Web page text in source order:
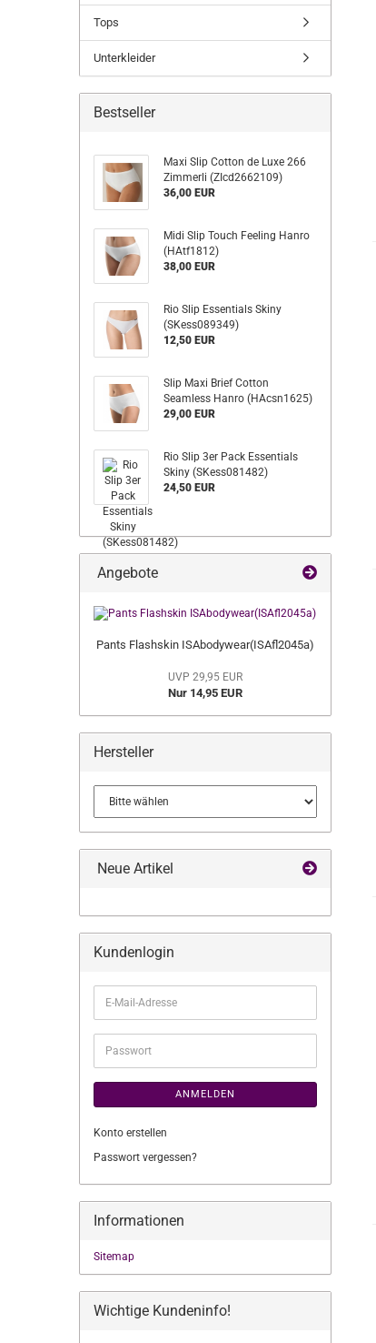
Tops
Unterkleider
Bestseller
Maxi Slip Cotton de Luxe 266
Zimmerli (ZIcd2662109)
36,00 EUR
Midi Slip Touch Feeling Hanro
(HAtf1812)
38,00 EUR
Rio Slip Essentials Skiny
(SKess089349)
12,50 EUR
Slip Maxi Brief Cotton
Seamless Hanro (HAcsn1625)
29,00 EUR
Rio Slip 3er Pack Essentials
Skiny (SKess081482)
24,50 EUR
Angebote
Pants Flashskin ISAbodywear(ISAfl2045a)
UVP 29,95 EUR
Nur 14,95 EUR
Hersteller
Neue Artikel
Kundenlogin
E-
Mail-
Adresse
Passwort
ANMELDEN
Konto erstellen
Passwort vergessen?
Informationen
Sitemap
Wichtige Kundeninfo!